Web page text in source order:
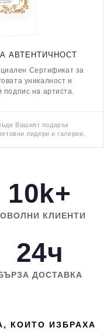
АВТЕНТИЧНОСТ
Сертификат за
уникалност и
на артиста.
Вашият подарък
лидери и галерии.
10k+
КЛИЕНТИ
24ч
ДОСТАВКА
КОИТО ИЗБРАХА